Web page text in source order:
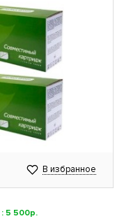
В избранное
: 5 500р.